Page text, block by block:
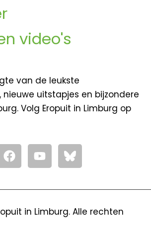
video's
van de leukste
uitstapjes en bijzondere
Volg Eropuit in Limburg op
F
a
c
e
o
Y
o
u
t
b
in Limburg. Alle rechten